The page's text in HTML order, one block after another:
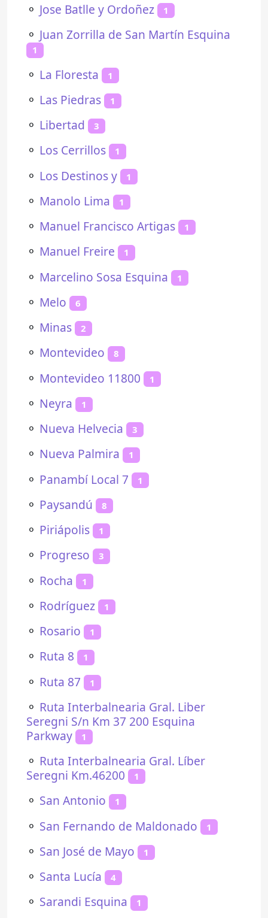
⚬ Jose Batlle y Ordoñez 1
⚬ Juan Zorrilla de San Martín Esquina
1
⚬ La Floresta 1
⚬ Las Piedras 1
⚬ Libertad 3
⚬ Los Cerrillos 1
⚬ Los Destinos y 1
⚬ Manolo Lima 1
⚬ Manuel Francisco Artigas 1
⚬ Manuel Freire 1
⚬ Marcelino Sosa Esquina 1
⚬ Melo 6
⚬ Minas 2
⚬ Montevideo 8
⚬ Montevideo 11800 1
⚬ Neyra 1
⚬ Nueva Helvecia 3
⚬ Nueva Palmira 1
⚬ Panambí Local 7 1
⚬ Paysandú 8
⚬ Piriápolis 1
⚬ Progreso 3
⚬ Rocha 1
⚬ Rodríguez 1
⚬ Rosario 1
⚬ Ruta 8 1
⚬ Ruta 87 1
⚬ Ruta Interbalnearia Gral. Liber
Seregni S/n Km 37 200 Esquina
Parkway
1
⚬ Ruta Interbalnearia Gral. Líber
Seregni Km.46200
1
⚬ San Antonio 1
⚬ San Fernando de Maldonado 1
⚬ San José de Mayo 1
⚬ Santa Lucía 4
⚬ Sarandi Esquina 1